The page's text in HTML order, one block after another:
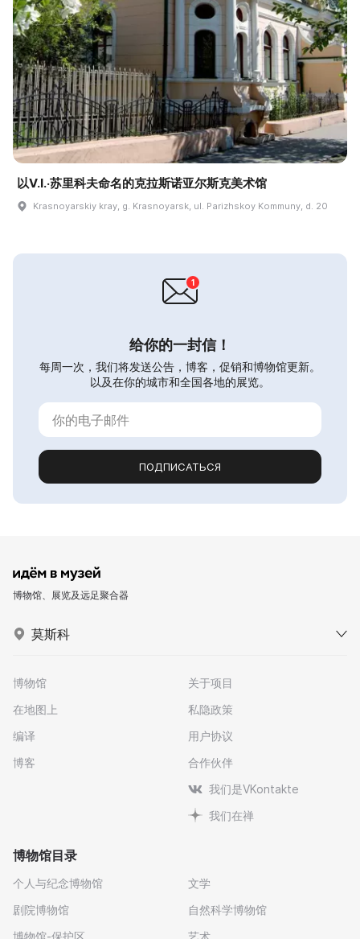
以V.I.·苏里科夫命名的克拉斯诺亚尔斯克美术馆
Krasnoyarskiy kray, g. Krasnoyarsk, ul. Parizhskoy Kommuny, d. 20
给你的一封信！
每周一次，我们将发送公告，博客，促销和博物馆更新。
以及在你的城市和全国各地的展览。
ПОДПИСАТЬСЯ
博物馆、展览及远足聚合器
莫斯科
博物馆
在地图上
编译
博客
关于项目
私隐政策
用户协议
合作伙伴
我们是VKontakte
我们在禅
博物馆目录
个人与纪念博物馆
剧院博物馆
博物馆-保护区
文学
自然科学博物馆
艺术